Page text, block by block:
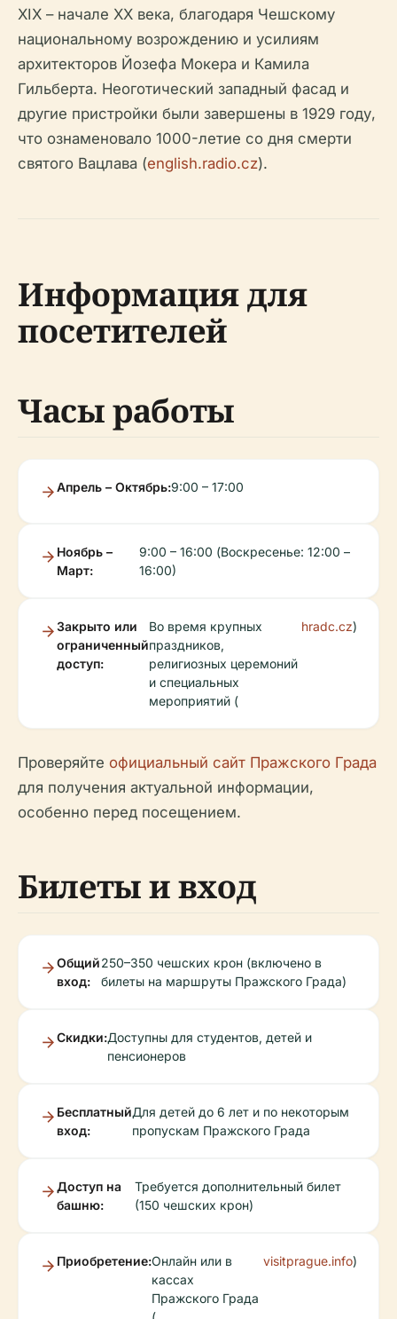
XIX – начале XX века, благодаря Чешскому
национальному возрождению и усилиям
архитекторов Йозефа Мокера и Камила
Гильберта. Неоготический западный фасад и
другие пристройки были завершены в 1929 году,
что ознаменовало 1000-летие со дня смерти
святого Вацлава (english.radio.cz).
Информация для
посетителей
Часы работы
Апрель – Октябрь:9:00 – 17:00
Ноябрь –
Март:
9:00 – 16:00 (Воскресенье: 12:00 –
16:00)
Закрыто или
ограниченный
доступ:
Во время крупных
праздников,
религиозных церемоний
и специальных
мероприятий (
hradc.cz)
Проверяйте официальный сайт Пражского Града
для получения актуальной информации,
особенно перед посещением.
Билеты и вход
Общий
вход:
250–350 чешских крон (включено в
билеты на маршруты Пражского Града)
Скидки:Доступны для студентов, детей и
пенсионеров
Бесплатный
вход:
Для детей до 6 лет и по некоторым
пропускам Пражского Града
Доступ на
башню:
Требуется дополнительный билет
(150 чешских крон)
Приобретение:Онлайн или в
кассах
Пражского Града
visitprague.info)